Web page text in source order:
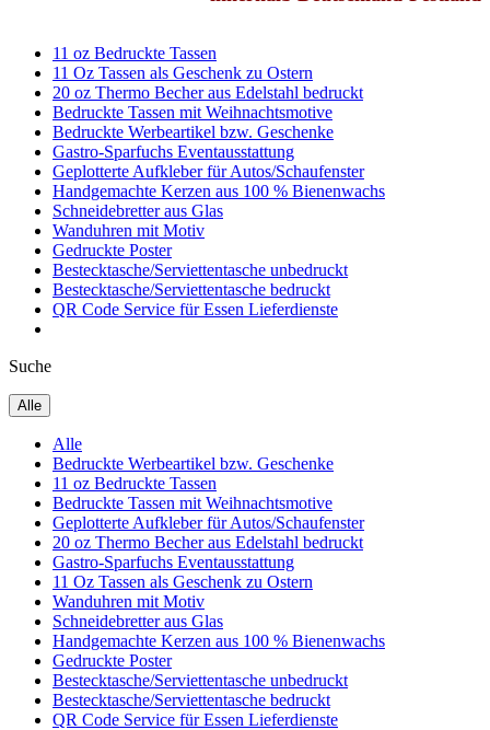
11 oz Bedruckte Tassen
11 Oz Tassen als Geschenk zu Ostern
20 oz Thermo Becher aus Edelstahl bedruckt
Bedruckte Tassen mit Weihnachtsmotive
Bedruckte Werbeartikel bzw. Geschenke
Gastro-Sparfuchs Eventausstattung
Geplotterte Aufkleber für Autos/Schaufenster
Handgemachte Kerzen aus 100 % Bienenwachs
Schneidebretter aus Glas
Wanduhren mit Motiv
Gedruckte Poster
Bestecktasche/Serviettentasche unbedruckt
Bestecktasche/Serviettentasche bedruckt
QR Code Service für Essen Lieferdienste
Suche
Alle
Alle
Bedruckte Werbeartikel bzw. Geschenke
11 oz Bedruckte Tassen
Bedruckte Tassen mit Weihnachtsmotive
Geplotterte Aufkleber für Autos/Schaufenster
20 oz Thermo Becher aus Edelstahl bedruckt
Gastro-Sparfuchs Eventausstattung
11 Oz Tassen als Geschenk zu Ostern
Wanduhren mit Motiv
Schneidebretter aus Glas
Handgemachte Kerzen aus 100 % Bienenwachs
Gedruckte Poster
Bestecktasche/Serviettentasche unbedruckt
Bestecktasche/Serviettentasche bedruckt
QR Code Service für Essen Lieferdienste